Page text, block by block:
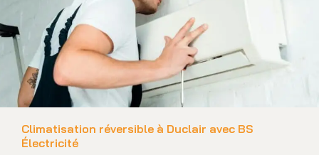
Climatisation réversible à Duclair avec BS
Électricité